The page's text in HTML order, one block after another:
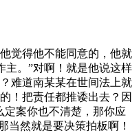
觉得他不能同意的，他就
主。”对啊！就是他说这样
难道南某某在世间法上就
！把责任都推诿出去？因
定案你也不清楚，那你应
当然就是要决策拍板啊！